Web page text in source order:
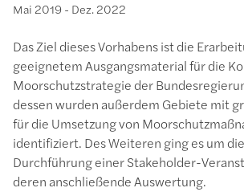
Mai 2019 - Dez. 2022
Das Ziel dieses Vorhabens ist die
geeignetem Ausgangsmaterial für die
Moorschutzstrategie der
dessen wurden außerdem Gebiete mit
für die Umsetzung von
identifiziert. Des Weiteren ging es um
Durchführung einer Stakeholder-
deren anschließende Auswertung.